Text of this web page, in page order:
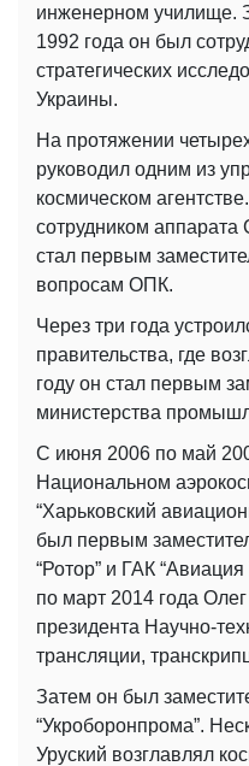
инженерном училище.
1992 года он был
стратегических
Украины.
На протяжении
руководил одним из
космическом
сотрудником
стал первым
вопросам ОПК.
Через три года
правительства, где
году он стал первым
министерства
С июня 2006 по май
Национальном
“Харьковский
был первым
“Ротор” и ГАК
по март 2014 года
президента Научно-
трансляции,
Затем он был
“Укроборонпрома”.
Уруский возглавлял